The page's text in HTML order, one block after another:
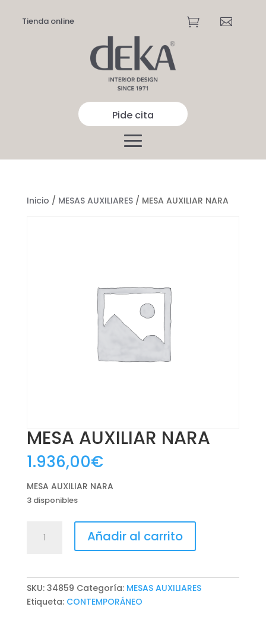
Tienda online  
Pide cita
Inicio / MESAS AUXILIARES/ MESA AUXILIAR NARA
MESA AUXILIAR NARA
1.936,00€
MESA AUXILIAR NARA
3 disponibles
AUXILIAR
Añadir al carrito
SKU: 34859 Categoría: MESAS AUXILIARES
Etiqueta: CONTEMPORÁNEO